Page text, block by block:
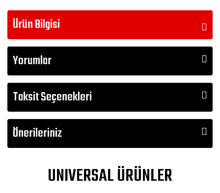
Ürün Bilgisi
Yorumlar
Taksit Seçenekleri
Önerileriniz
UNIVERSAL ÜRÜNLER